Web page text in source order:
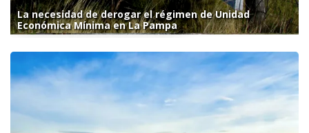
La necesidad de derogar el régimen de Unidad
Económica Mínima en La Pampa